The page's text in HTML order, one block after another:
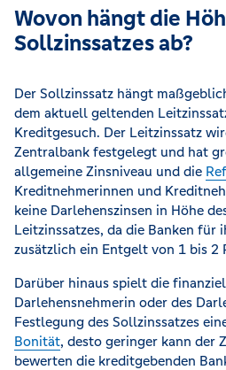
Wovon hängt die
Sollzinssatzes ab?
Der Sollzinssatz hängt
dem aktuell geltenden
Kreditgesuch. Der Leitzinssatz
Zentralbank festgelegt und hat
allgemeine Zinsniveau und die
Kreditnehmerinnen und
keine Darlehenszinsen in Höhe
Leitzinssatzes, da die Banken für
zusätzlich ein Entgelt von 1 bis 2
Darüber hinaus spielt die
Darlehensnehmerin oder des
Festlegung des Sollzinssatzes
Bonität, desto geringer kann der
bewerten die kreditgebenden